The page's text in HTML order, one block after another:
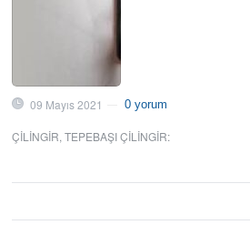
09 Mayıs 2021 0 yorum
ÇILINGIR,TEPEBAŞI ÇILINGIR: